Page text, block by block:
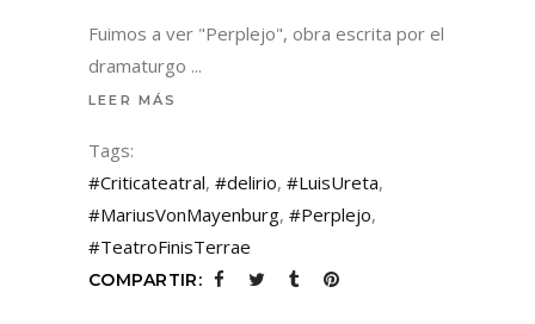
Fuimos a ver "Perplejo", obra escrita por el
dramaturgo
LEER MÁS
Tags:
#Criticateatral, #delirio, #LuisUreta,
#MariusVonMayenburg, #Perplejo,
#TeatroFinisTerrae
COMPARTIR: